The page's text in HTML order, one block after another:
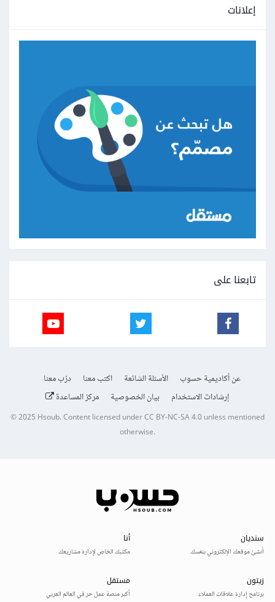
إعلانات
تابعنا على
عن أكاديمية حسوب الأسئلة الشائعة اكتب معنا
درّب معنا
إرشادات الاستخدام
بيان الخصوصية مركز المساعدة
© 2025Hsoub.Content licensed underCC BY-NC-SA 4.0unless mentioned
otherwise.